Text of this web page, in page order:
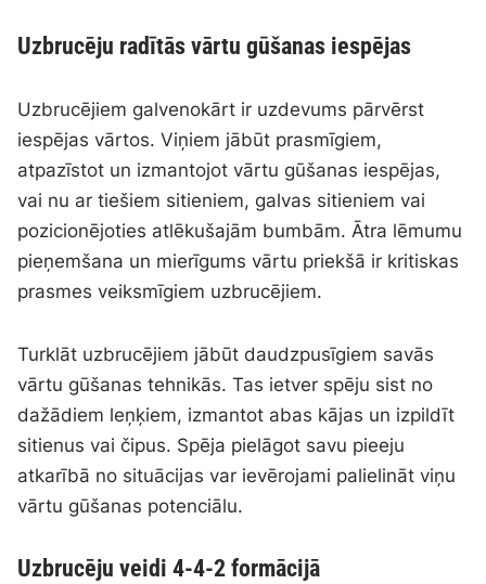
Uzbrucēju radītās vārtu gūšanas iespējas
Uzbrucējiem galvenokārt ir uzdevums pārvērst
iespējas vārtos. Viņiem jābūt prasmīgiem,
atpazīstot un izmantojot vārtu gūšanas iespējas,
vai nu ar tiešiem sitieniem, galvas sitieniem vai
pozicionējoties atlēkušajām bumbām. Ātra lēmumu
pieņemšana un mierīgums vārtu priekšā ir kritiskas
prasmes veiksmīgiem uzbrucējiem.
Turklāt uzbrucējiem jābūt daudzpusīgiem savās
vārtu gūšanas tehnikās. Tas ietver spēju sist no
dažādiem leņķiem, izmantot abas kājas un izpildīt
sitienus vai čipus. Spēja pielāgot savu pieeju
atkarībā no situācijas var ievērojami palielināt viņu
vārtu gūšanas potenciālu.
Uzbrucēju veidi 4-4-2 formācijā